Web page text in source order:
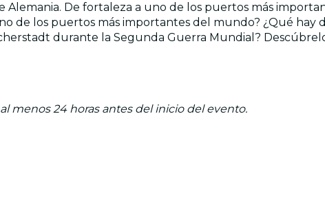
Alemania. De fortaleza a uno de los puertos más
de los puertos más importantes del mundo? ¿Qué hay
durante la Segunda Guerra Mundial?
menos 24 horas antes del inicio del evento.